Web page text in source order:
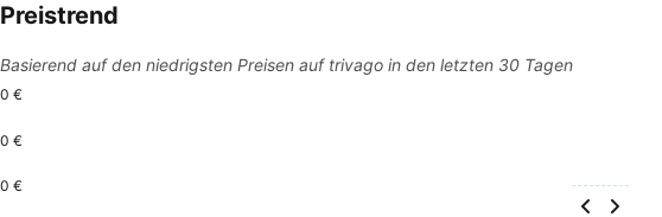
Preistrend
Basierend auf den niedrigsten Preisen auf trivago in den letzten 30 Tagen
0 €
0 €
0 €